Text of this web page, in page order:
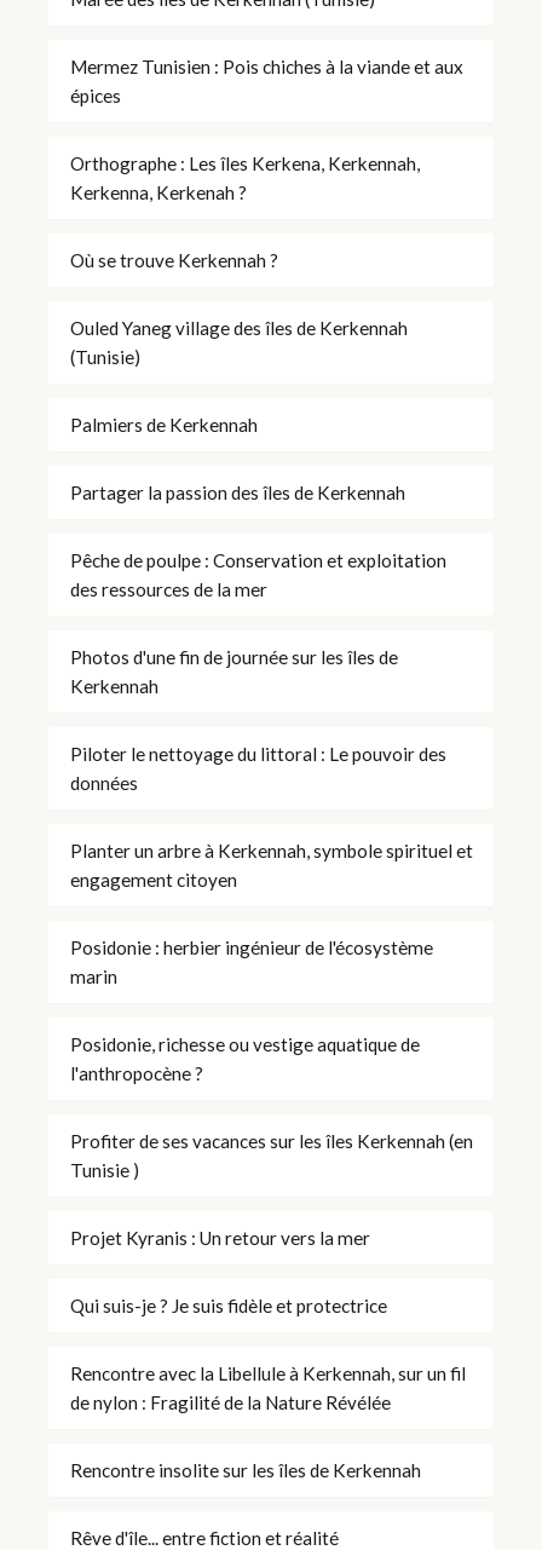
Mermez Tunisien : Pois chiches à la viande et aux
épices
Orthographe : Les îles Kerkena, Kerkennah,
Kerkenna, Kerkenah ?
Où se trouve Kerkennah ?
Ouled Yaneg village des îles de Kerkennah
(Tunisie)
Palmiers de Kerkennah
Partager la passion des îles de Kerkennah
Pêche de poulpe : Conservation et exploitation
des ressources de la mer
Photos d'une fin de journée sur les îles de
Kerkennah
Piloter le nettoyage du littoral : Le pouvoir des
données
Planter un arbre à Kerkennah, symbole spirituel et
engagement citoyen
Posidonie : herbier ingénieur de l'écosystème
marin
Posidonie, richesse ou vestige aquatique de
l'anthropocène ?
Profiter de ses vacances sur les îles Kerkennah (en
Tunisie )
Projet Kyranis : Un retour vers la mer
Qui suis-je ? Je suis fidèle et protectrice
Rencontre avec la Libellule à Kerkennah, sur un fil
de nylon : Fragilité de la Nature Révélée
Rencontre insolite sur les îles de Kerkennah
Rêve d'île... entre fiction et réalité